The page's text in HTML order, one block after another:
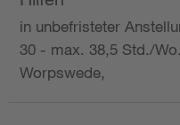
in unbefristeter
30 - max. 38,5 Std./
Worpswede,